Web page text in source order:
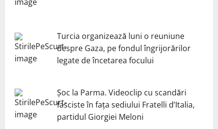
Turcia organizează luni o reuniune
despre Gaza, pe fondul îngrijorărilor
legate de încetarea focului
Șoc la Parma. Videoclip cu scandări
fasciste în fața sediului Fratelli d’Italia,
partidul Giorgiei Meloni